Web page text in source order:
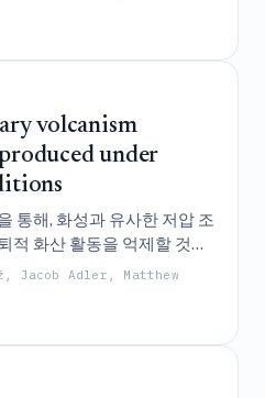
워크를 제시한다.
volcanism
under
통해, 화성과 유사한 저압 조
적 화산 활동을 억제할 것이
합된 탄도-분출형 진흙 분
산 활동을 능동적으로 지속
Jacob Adler, Matthew